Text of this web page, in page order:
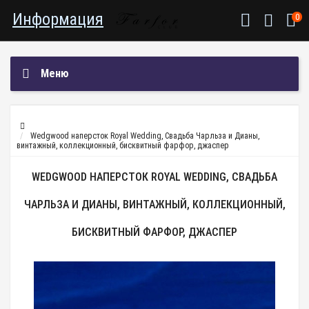
Информация 0
Меню
Wedgwood наперсток Royal Wedding, Свадьба Чарльза и Дианы,
винтажный, коллекционный, бисквитный фарфор, джаспер
WEDGWOOD НАПЕРСТОК ROYAL WEDDING, СВАДЬБА
ЧАРЛЬЗА И ДИАНЫ, ВИНТАЖНЫЙ, КОЛЛЕКЦИОННЫЙ,
БИСКВИТНЫЙ ФАРФОР, ДЖАСПЕР